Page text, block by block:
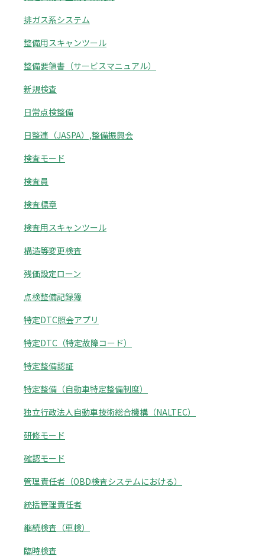
排ガス系システム
整備用スキャンツール
整備要領書（サービスマニュアル）
新規検査
日常点検整備
日整連（JASPA）,整備振興会
検査モード
検査員
検査標章
検査用スキャンツール
構造等変更検査
残価設定ローン
点検整備記録簿
特定DTC照会アプリ
特定DTC（特定故障コード）
特定整備認証
特定整備（自動車特定整備制度）
独立行政法人自動車技術総合機構（NALTEC）
研修モード
確認モード
管理責任者（OBD検査システムにおける）
統括管理責任者
継続検査（車検）
臨時検査